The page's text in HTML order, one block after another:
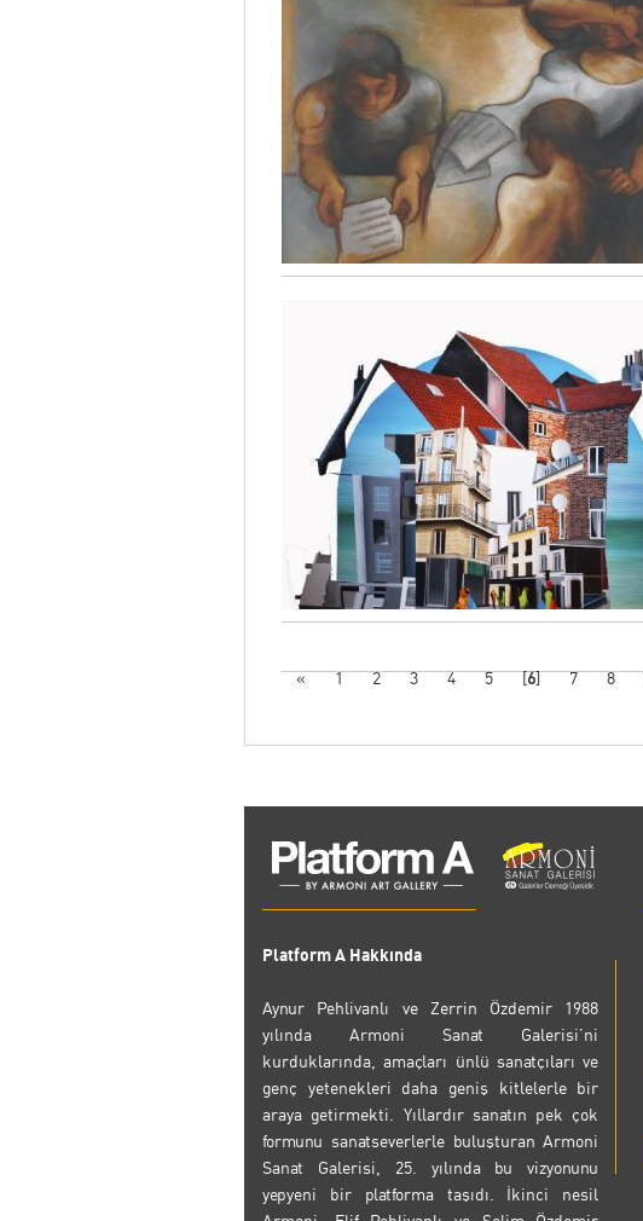
« 1 2 3 4 5 [6] 7 8
Platform A Hakkında
Aynur Pehlivanlı ve Zerrin Özdemir 1988
yılında Armoni Sanat Galerisi’ni
kurduklarında, amaçları ünlü sanatçıları ve
genç yetenekleri daha geniş kitlelerle bir
araya getirmekti. Yıllardır sanatın pek çok
formunu sanatseverlerle buluşturan Armoni
Sanat Galerisi, 25. yılında bu vizyonunu
yepyeni bir platforma taşıdı. İkinci nesil